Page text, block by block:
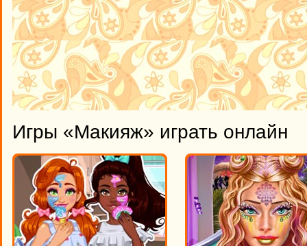
Игры «Макияж» играть онлайн